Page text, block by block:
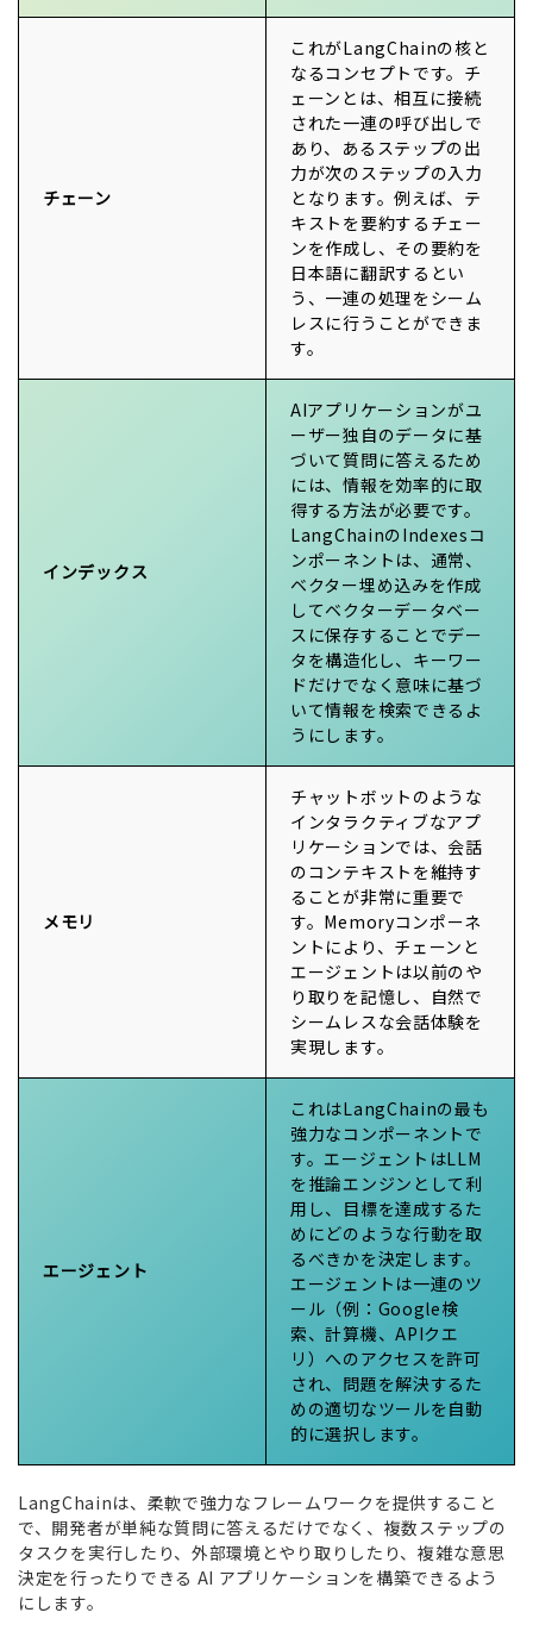
チェーン
これがLangChainの核と
なるコンセプトです。チ
ェーンとは、相互に接続
された一連の呼び出しで
あり、あるステップの出
力が次のステップの入力
となります。例えば、テ
キストを要約するチェー
ンを作成し、その要約を
日本語に翻訳するとい
う、一連の処理をシーム
レスに行うことができま
す。
インデックス
AIアプリケーションがユ
ーザー独自のデータに基
づいて質問に答えるため
には、情報を効率的に取
得する方法が必要です。
LangChainのIndexesコ
ンポーネントは、通常、
ベクター埋め込みを作成
してベクターデータベー
スに保存することでデー
タを構造化し、キーワー
ドだけでなく意味に基づ
いて情報を検索できるよ
うにします。
メモリ
チャットボットのような
インタラクティブなアプ
リケーションでは、会話
のコンテキストを維持す
ることが非常に重要で
す。Memoryコンポーネ
ントにより、チェーンと
エージェントは以前のや
り取りを記憶し、自然で
シームレスな会話体験を
実現します。
エージェント
これはLangChainの最も
強力なコンポーネントで
す。エージェントはLLM
を推論エンジンとして利
用し、目標を達成するた
めにどのような行動を取
るべきかを決定します。
エージェントは一連のツ
ール（例：Google検
索、計算機、APIクエ
リ）へのアクセスを許可
され、問題を解決するた
めの適切なツールを自動
的に選択します。
LangChainは、柔軟で強力なフレームワークを提供すること
で、開発者が単純な質問に答えるだけでなく、複数ステップの
タスクを実行したり、外部環境とやり取りしたり、複雑な意思
決定を行ったりできる AI アプリケーションを構築できるよう
にします。